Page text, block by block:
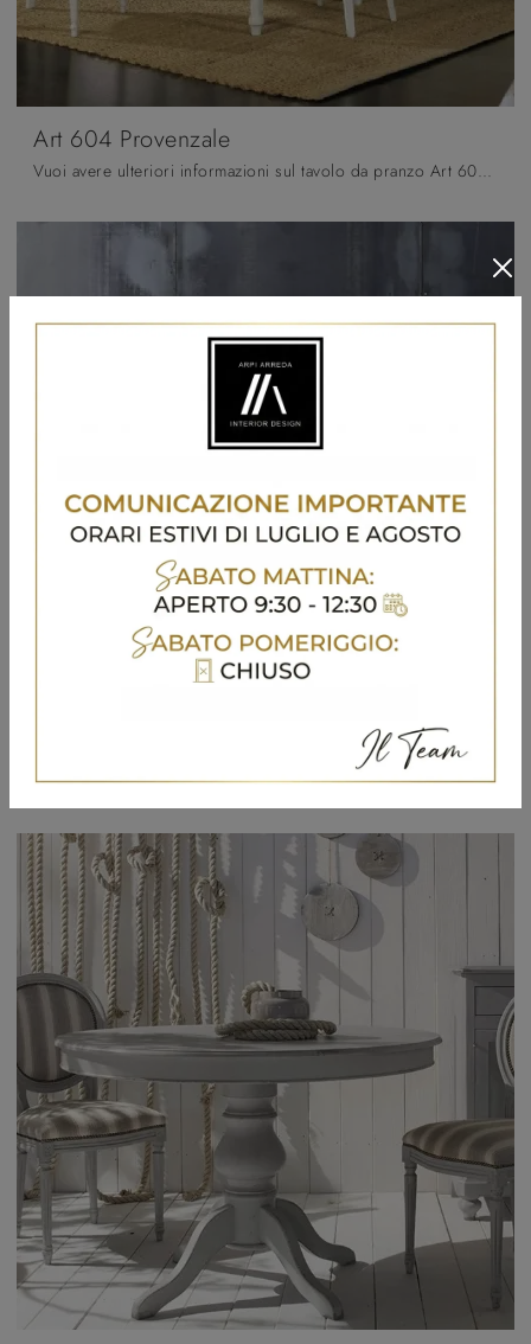
Art 604 Provenzale
Vuoi avere ulteriori informazioni sul tavolo da pranzo Art 604 Provenzale di Fratelli Mirandola? Clicca e ottieni informazioni sui modelli ...
Vuoi avere ulteriori info sul tavolo da pranzo Art 604 Shabby Chic di Fratelli Mirandola? Clicca e ottieni informazioni sui modelli allungabili del ...